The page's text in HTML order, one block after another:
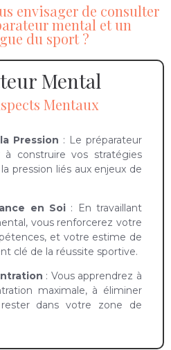
envisager de consulter
mental et un
du sport ?
Mental
Mentaux
Pression : Le préparateur
construire vos stratégies
pression liés aux enjeux de
en Soi: En travaillant
vous renforcerez votre
et votre estime de
clé de la réussite sportive.
: Vous apprendrez à
maximale, à éliminer
dans votre zone de